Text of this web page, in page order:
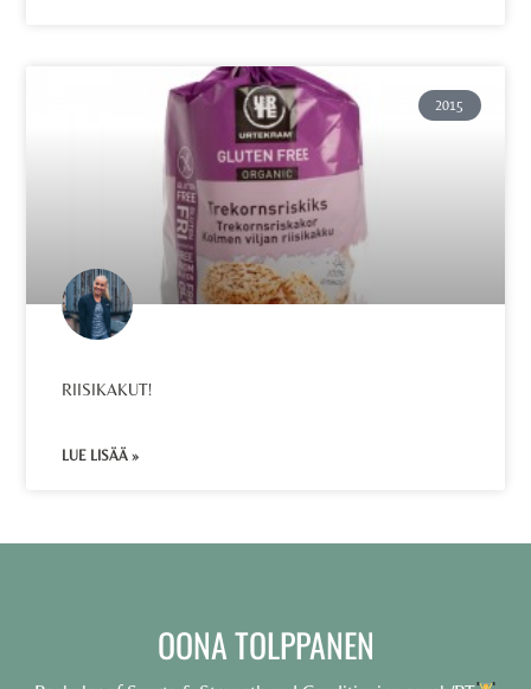
2015
RIISIKAKUT!
LUE LISÄÄ »
OONA TOLPPANEN